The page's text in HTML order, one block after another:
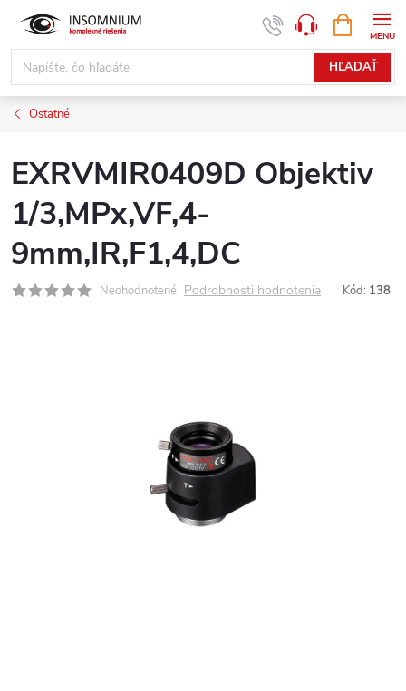
obsah
HĽADAŤ
KOŠÍK
Ostatné
EXRVMIR0409D Objektiv
1/3,MPx,VF,4-
9mm,IR,F1,4,DC
Neohodnotené Podrobnosti hodnotenia Kód: 138
www.insomnium.sk - Chat